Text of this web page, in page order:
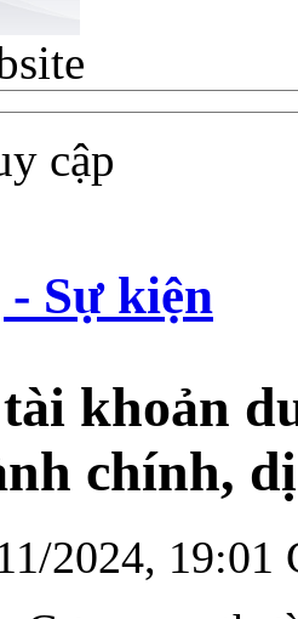
cập
Sự kiện
khoản
chính,
2024, 19:01